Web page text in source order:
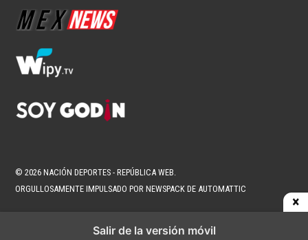
© 2026 NACIÓN DEPORTES - REPÚBLICA WEB.
ORGULLOSAMENTE IMPULSADO POR NEWSPACK DE AUTOMATTIC
Salir de la versión móvil